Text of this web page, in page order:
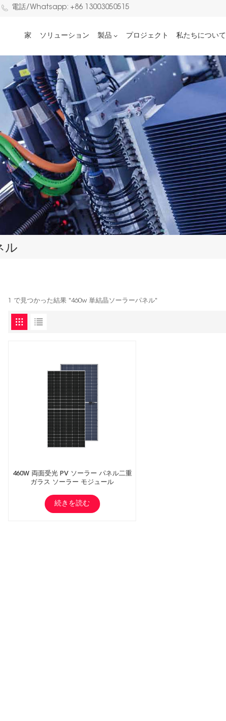
電話/Whatsapp: +86 13003050515
家 ソリューション 製品 プロジェクト 私たちについて
ル
1 で見つかった結果 "460w 単結晶ソーラーパネル"
460W 両面受光 PV ソーラー パネル二重
ガラス ソーラー モジュール
続きを読む